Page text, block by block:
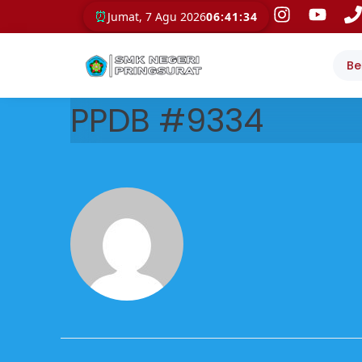
⏰ Jumat, 7 Agu 202606:41:34
PPDB #9334